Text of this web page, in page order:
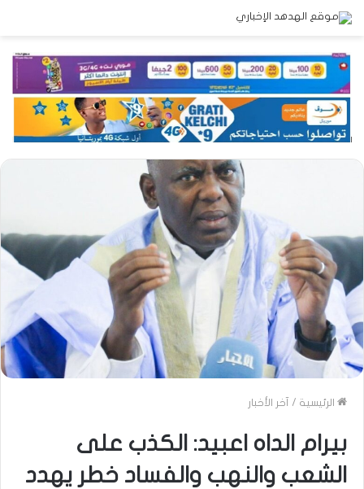
الرئيسية / آخر الأخبار
بيرام الداه اعبيد: الكذب على
الشعب والنهب والفساد خطر يهدد